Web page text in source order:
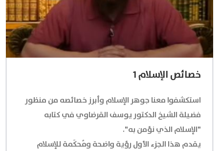
خصائص الإسلام 1
استكشفوا معنا جوهر الإسلام وأبرز خصائصه من منظور
فضيلة الشيخ الدكتور يوسف القرضاوي في كتابه
"الإسلام الذي نؤمن به".
يقدم هذا الجزء الأول رؤية واضحة ومُحكَمة للإسلام